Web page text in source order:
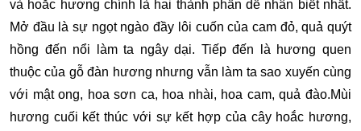
và hoắc hương chính là hai thành phần dễ nhân biết nhất.
Mở đầu là sự ngọt ngào đầy lôi cuốn của cam đỏ, quả quýt
hồng đến nổi làm ta ngây dại. Tiếp đến là hương quen
thuộc của gỗ đàn hương nhưng vẫn làm ta sao xuyến cùng
với mật ong, hoa sơn ca, hoa nhài, hoa cam, quả đào.Mùi
hương cuối kết thúc với sự kết hợp của cây hoắc hương,